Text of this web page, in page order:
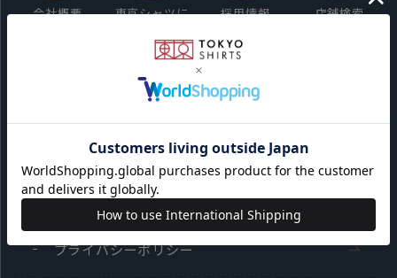
会社概要
東京シャツに
採用情報 店舗検索
ご利用ガイド
サイト利用規約
会員利用規約
プライバシーポリシー